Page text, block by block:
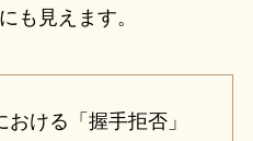
も見えます。
ける「握手拒否」